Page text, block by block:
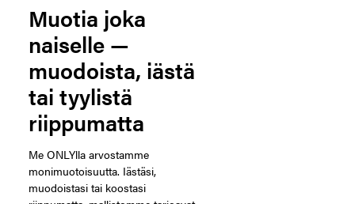
Muotia joka
naiselle —
muodoista, iästä
tai tyylistä
riippumatta
Me ONLYlla arvostamme
monimuotoisuutta. Iästäsi,
muodoistasi tai koostasi